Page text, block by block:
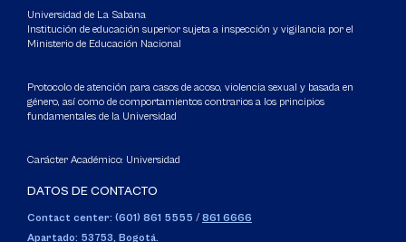
Universidad de La Sabana
Institución de educación superior sujeta a inspección y vigilancia por el
Ministerio de Educación Nacional
Protocolo de atención para casos de acoso, violencia sexual y basada en
género, así como de comportamientos contrarios a los principios
fundamentales de la Universidad
Carácter Académico: Universidad
DATOS DE CONTACTO
Contact center: (601) 861 5555 / 861 6666
Apartado: 53753, Bogotá.